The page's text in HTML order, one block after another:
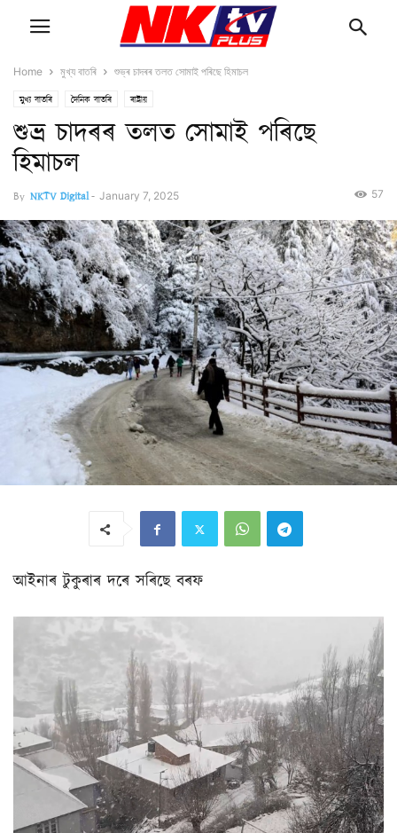
Home মুখ্য বাতৰি শুভ্ৰ চাদৰৰ তলত সোমাই পৰিছে হিমাচল
মুখ্য বাতৰি দৈনিক বাতৰি ৰাষ্ট্ৰীয়
শুভ্ৰ চাদৰৰ তলত সোমাই পৰিছে
হিমাচল
By NKTV Digital- January 7, 2025 57
আইনাৰ টুকুৰাৰ দৰে সৰিছে বৰফ